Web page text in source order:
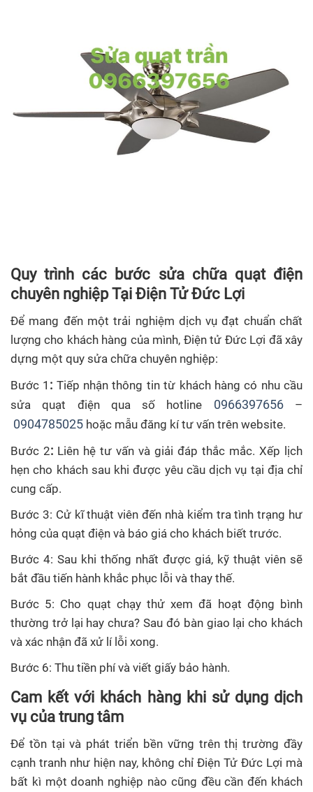
Quy trình các bước sửa chữa quạt điện
chuyên nghiệp Tại Điện Tử Đức Lợi
Để mang đến một trải nghiệm dịch vụ đạt chuẩn chất
lượng cho khách hàng của mình, Điện tử Đức Lợi đã xây
dựng một quy sửa chữa chuyên nghiệp:
Bước 1 : Tiếp nhận thông tin từ khách hàng có nhu cầu
sửa quạt điện qua số hotline 0966397656 –
0904785025 hoặc mẫu đăng kí tư vấn trên website.
Bước 2: Liên hệ tư vấn và giải đáp thắc mắc. Xếp lịch
hẹn cho khách sau khi được yêu cầu dịch vụ tại địa chỉ
cung cấp.
Bước 3: Cử kĩ thuật viên đến nhà kiểm tra tình trạng hư
hỏng của quạt điện và báo giá cho khách biết trước.
Bước 4: Sau khi thống nhất được giá, kỹ thuật viên sẽ
bắt đầu tiến hành khắc phục lỗi và thay thế.
Bước 5: Cho quạt chạy thử xem đã hoạt động bình
thường trở lại hay chưa? Sau đó bàn giao lại cho khách
và xác nhận đã xử lí lỗi xong.
Bước 6: Thu tiền phí và viết giấy bảo hành.
Cam kết với khách hàng khi sử dụng dịch
vụ của trung tâm
Để tồn tại và phát triển bền vững trên thị trường đầy
cạnh tranh như hiện nay, không chỉ Điện Tử Đức Lợi mà
bất kì một doanh nghiệp nào cũng đều cần đến khách